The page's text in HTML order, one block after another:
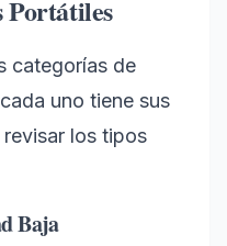
Portátiles
categorías de
uno tiene sus
los tipos
Baja